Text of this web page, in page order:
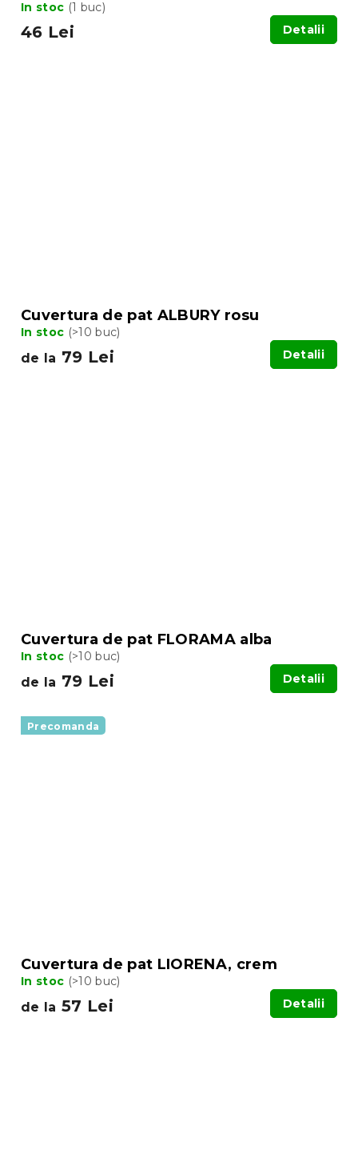
In stoc (1 buc)
46 Lei Detalii
Cuvertura de pat ALBURY rosu
In stoc (>10 buc)
de la 79 Lei Detalii
Cuvertura de pat FLORAMA alba
In stoc (>10 buc)
de la 79 Lei Detalii
Precomanda
Cuvertura de pat LIORENA, crem
In stoc (>10 buc)
de la 57 Lei Detalii